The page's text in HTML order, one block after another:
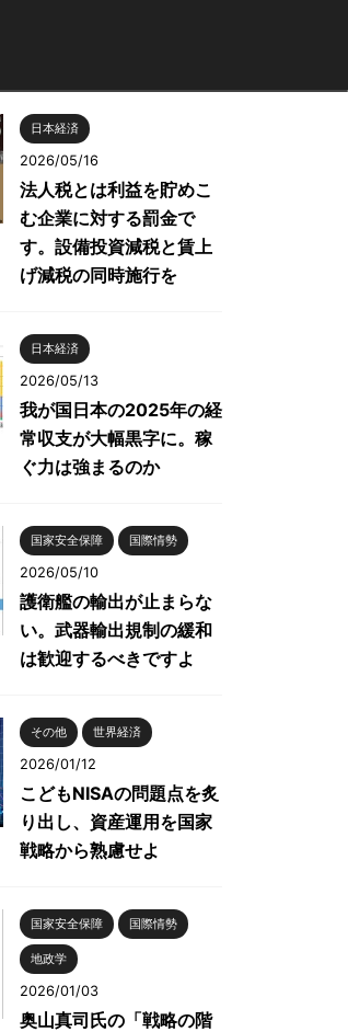
日本経済
2026/05/16
法人税とは利益を貯めこ
む企業に対する罰金で
す。設備投資減税と賃上
げ減税の同時施行を
日本経済
2026/05/13
我が国日本の2025年の経
常収支が大幅黒字に。稼
ぐ力は強まるのか
国家安全保障 国際情勢
2026/05/10
護衛艦の輸出が止まらな
い。武器輸出規制の緩和
は歓迎するべきですよ
その他 世界経済
2026/01/12
こどもNISAの問題点を炙
り出し、資産運用を国家
戦略から熟慮せよ
国家安全保障 国際情勢
地政学
2026/01/03
奥山真司氏の「戦略の階